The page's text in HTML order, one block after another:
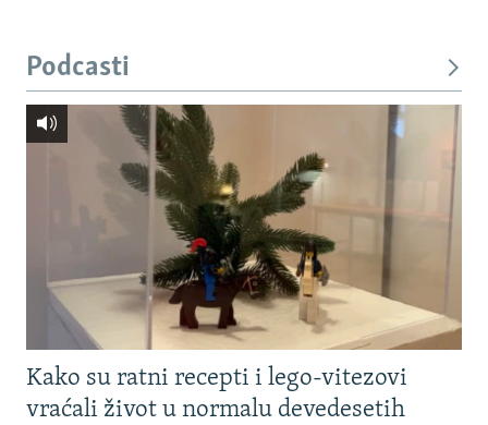
Podcasti
Kako su ratni recepti i lego-vitezovi
vraćali život u normalu devedesetih